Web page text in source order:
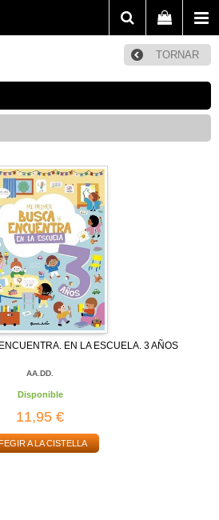
TORNAR
EN LA ESCUELA. 3 AÑOS
AA.DD.
Disponible
11,95 €
A LA CISTELLA